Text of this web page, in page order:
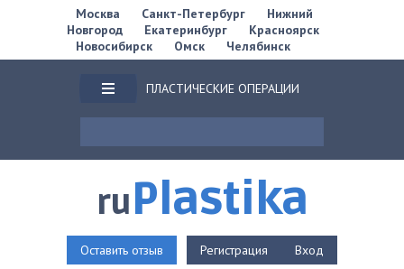
Москва Санкт-Петербург
Нижний
Новгород
Екатеринбург
Красноярск
Новосибирск
Омск Челябинск
ПЛАСТИЧЕСКИЕ ОПЕРАЦИИ
ruPlastika
Оставить отзыв Регистрация Вход